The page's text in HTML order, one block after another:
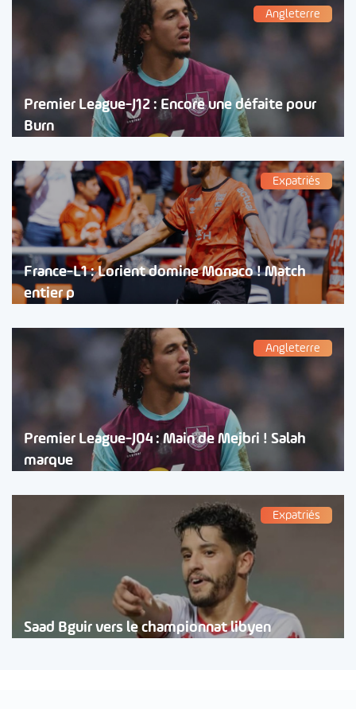
Angleterre
Premier League-J12 : Encore une défaite pour
Burn
Expatriés
France-L1 : Lorient domine Monaco ! Match
entier p
Angleterre
Premier League-J04 : Main de Mejbri ! Salah
marque
Expatriés
Saad Bguir vers le championnat libyen